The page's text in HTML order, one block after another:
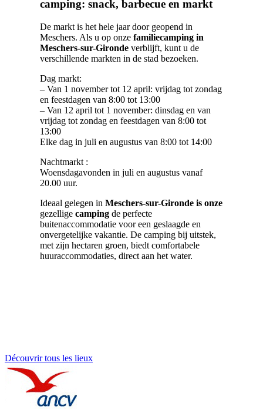
camping: snack, barbecue en markt
De markt is het hele jaar door geopend in
Meschers. Als u op onze familiecamping in
Meschers-sur-Gironde verblijft, kunt u de
verschillende markten in de stad bezoeken.
Dag markt:
– Van 1 november tot 12 april: vrijdag tot zondag
en feestdagen van 8:00 tot 13:00
– Van 12 april tot 1 november: dinsdag en van
vrijdag tot zondag en feestdagen van 8:00 tot
13:00
Elke dag in juli en augustus van 8:00 tot 14:00
Nachtmarkt :
Woensdagavonden in juli en augustus vanaf
20.00 uur.
Ideaal gelegen in Meschers-sur-Gironde is onze
gezellige camping de perfecte
buitenaccommodatie voor een geslaagde en
onvergetelijke vakantie. De camping bij uitstek,
met zijn hectaren groen, biedt comfortabele
huuraccommodaties, direct aan het water.
Découvrir tous les lieux